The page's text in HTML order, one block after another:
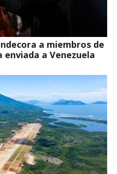
a miembros de
a Venezuela